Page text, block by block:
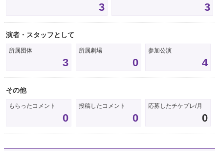
3 3
演者・スタッフとして
所属団体
3
所属劇場
0
参加公演
4
その他
もらったコメント
0
投稿したコメント
0
応募したチケプレ/月
0